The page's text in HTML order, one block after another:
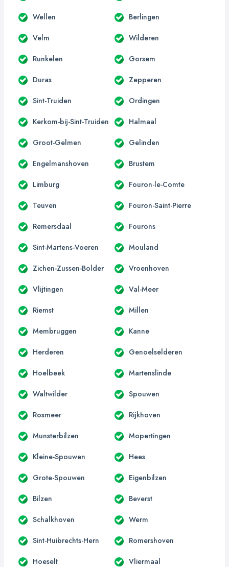
Wellen Berlingen
Velm Wilderen
Runkelen Gorsem
Duras Zepperen
Sint-Truiden Ordingen
Kerkom-bij-Sint-Truiden Halmaal
Groot-Gelmen Gelinden
Engelmanshoven Brustem
Limburg Fouron-le-Comte
Teuven Fouron-Saint-Pierre
Remersdaal Fourons
Sint-Martens-Voeren Mouland
Zichen-Zussen-Bolder Vroenhoven
Vlijtingen Val-Meer
Riemst Millen
Membruggen Kanne
Herderen Genoelselderen
Hoelbeek Martenslinde
Waltwilder Spouwen
Rosmeer Rijkhoven
Munsterbilzen Mopertingen
Kleine-Spouwen Hees
Grote-Spouwen Eigenbilzen
Bilzen Beverst
Schalkhoven Werm
Sint-Huibrechts-Hern Romershoven
Hoeselt Vliermaal